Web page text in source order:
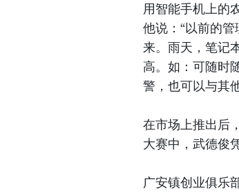
用智能手机上的
他说：“以前的
来。雨天，笔记
高。如：可随时
警，也可以与其
在市场上推出后
大赛中，武德俊
广安镇创业俱乐